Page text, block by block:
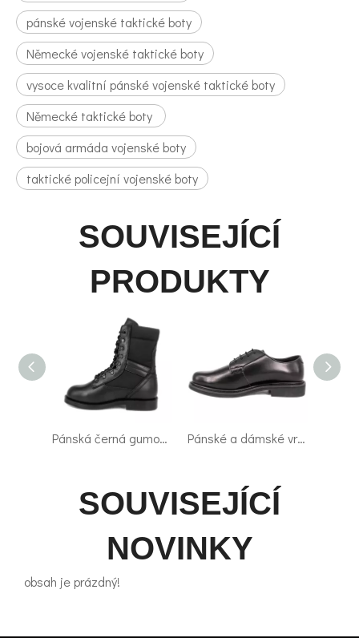
pánské vojenské taktické boty
Německé vojenské taktické boty
vysoce kvalitní pánské vojenské taktické boty
Německé taktické boty
bojová armáda vojenské boty
taktické policejní vojenské boty
SOUVISEJÍCÍ
PRODUKTY
Pánská černá gumová podrážka UK taktické boty 4208 Pánské a dámské vrtačky na podpatku vojenské kancelářské boty 1267
SOUVISEJÍCÍ
NOVINKY
obsah je prázdný!